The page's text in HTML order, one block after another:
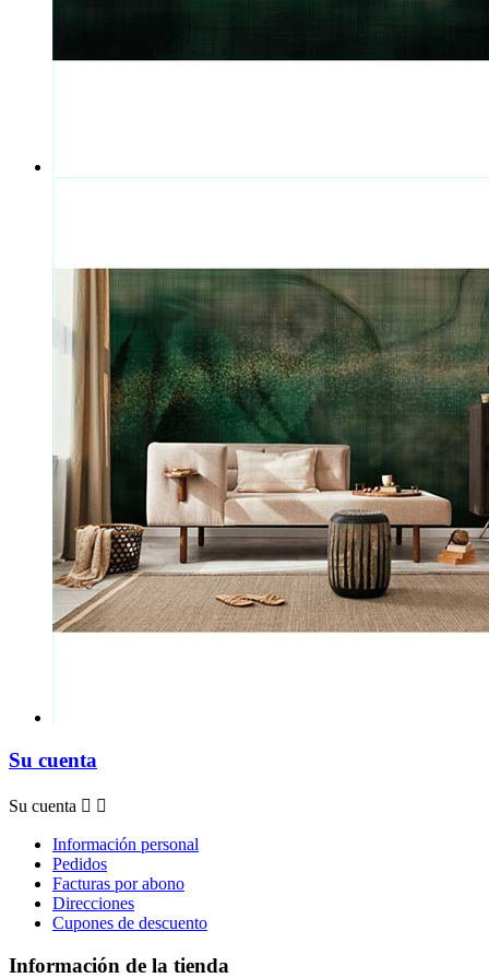
Su cuenta
Su cuenta  
Información personal
Pedidos
Facturas por abono
Direcciones
Cupones de descuento
Información de la tienda